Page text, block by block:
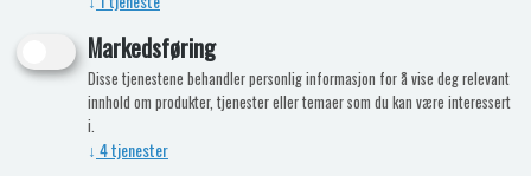
Markedsføring
Disse tjenestene behandler personlig informasjon for å vise deg relevant
innhold om produkter, tjenester eller temaer som du kan være interessert
i.
↓ 4tjenester